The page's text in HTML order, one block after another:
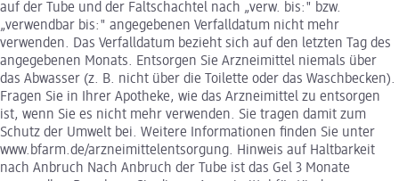
auf der Tube und der Faltschachtel nach „verw. bis:" bzw.
„verwendbar bis:" angegebenen Verfalldatum nicht mehr
verwenden. Das Verfalldatum bezieht sich auf den letzten Tag des
angegebenen Monats. Entsorgen Sie Arzneimittel niemals über
das Abwasser (z. B. nicht über die Toilette oder das Waschbecken).
Fragen Sie in Ihrer Apotheke, wie das Arzneimittel zu entsorgen
ist, wenn Sie es nicht mehr verwenden. Sie tragen damit zum
Schutz der Umwelt bei. Weitere Informationen finden Sie unter
www.bfarm.de/arzneimittelentsorgung. Hinweis auf Haltbarkeit
nach Anbruch Nach Anbruch der Tube ist das Gel 3 Monate